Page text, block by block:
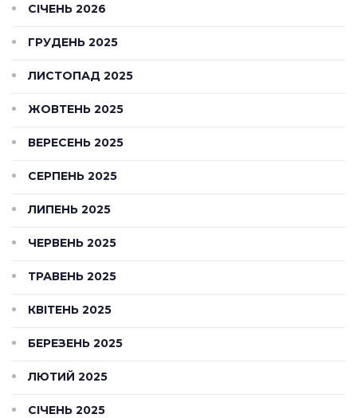
СІЧЕНЬ 2026
ГРУДЕНЬ 2025
ЛИСТОПАД 2025
ЖОВТЕНЬ 2025
ВЕРЕСЕНЬ 2025
СЕРПЕНЬ 2025
ЛИПЕНЬ 2025
ЧЕРВЕНЬ 2025
ТРАВЕНЬ 2025
КВІТЕНЬ 2025
БЕРЕЗЕНЬ 2025
ЛЮТИЙ 2025
СІЧЕНЬ 2025